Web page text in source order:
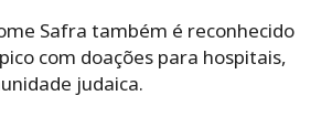
Safra também é reconhecido
com doações para hospitais,
judaica.